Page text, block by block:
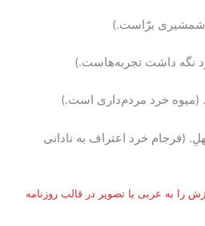
(فرجام خرد اعتراف به نادانی
را به عربی با تصویر در قالب روزنامه